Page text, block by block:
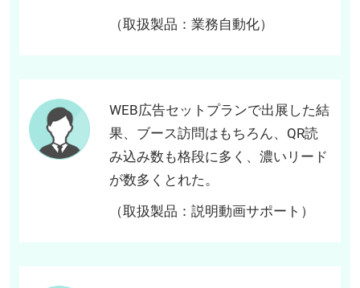
（取扱製品：業務自動化）
WEB広告セットプランで出展した結
果、ブース訪問はもちろん、QR読
み込み数も格段に多く、濃いリード
が数多くとれた。
（取扱製品：説明動画サポート）